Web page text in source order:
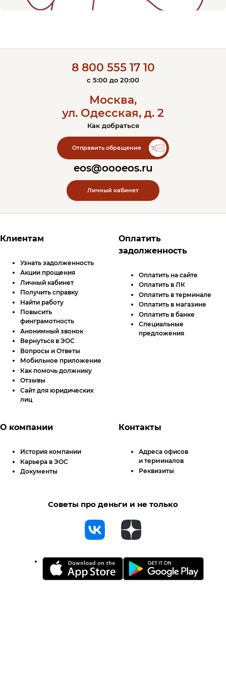
8 800 555 17 10
c 5:00 до 20:00
Москва,
ул. Одесская, д. 2
Как добраться
Отправить обращение
eos@oooeos.ru
Личный кабинет
Футер сайта
Клиентам
Узнать задолженность
Акции прощения
Личный кабинет
Получить справку
Найти работу
Повысить
финграмотность
Анонимный звонок
Вернуться в ЭОС
Вопросы и Ответы
Мобильное приложение
Как помочь должнику
Отзывы
Сайт для юридических
лиц
Оплатить
задолженность
Оплатить на сайте
Оплатить вЛК
Оплатить в терминале
Оплатить в магазине
Оплатить в банке
Специальные
предложения
О компании
История компании
Карьера в ЭОС
Документы
Контакты
Адреса офисов
и терминалов
Реквизиты
Советы про деньги и не только